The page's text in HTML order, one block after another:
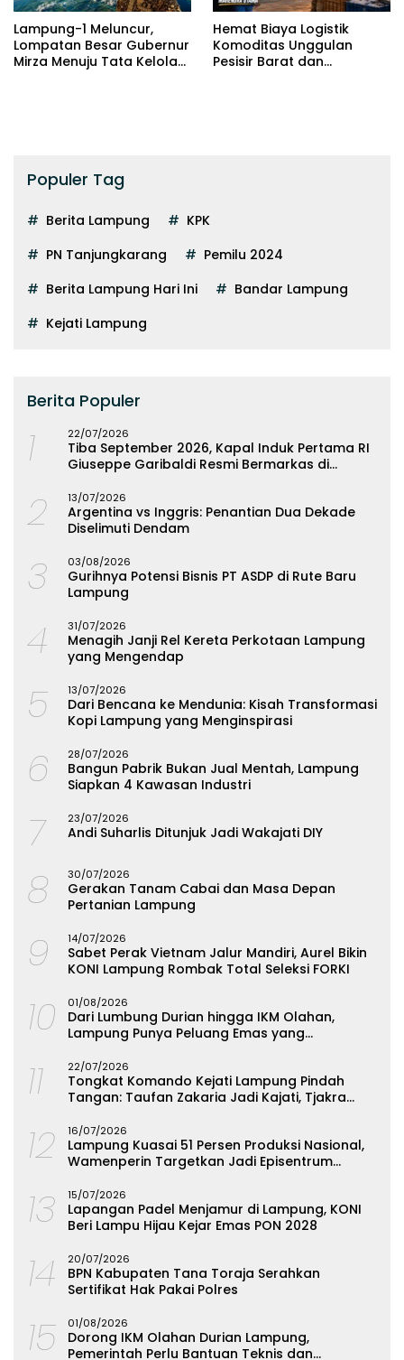
Lampung-1 Meluncur,
Lompatan Besar Gubernur
Mirza Menuju Tata Kelola
Hemat Biaya Logistik
Komoditas Unggulan
Pesisir Barat dan
Populer Tag
Berita Lampung
KPK
PN Tanjungkarang
Pemilu 2024
Berita Lampung Hari Ini
Bandar Lampung
Kejati Lampung
Berita Populer
1 22/07/2026
Tiba September 2026, Kapal Induk Pertama RI
Giuseppe Garibaldi Resmi Bermarkas di
2 13/07/2026
Argentina vs Inggris: Penantian Dua Dekade
Diselimuti Dendam
3 03/08/2026
Gurihnya Potensi Bisnis PT ASDP di Rute Baru
Lampung
4 31/07/2026
Menagih Janji Rel Kereta Perkotaan Lampung
yang Mengendap
5 13/07/2026
Dari Bencana ke Mendunia: Kisah Transformasi
Kopi Lampung yang Menginspirasi
6 28/07/2026
Bangun Pabrik Bukan Jual Mentah, Lampung
Siapkan 4 Kawasan Industri
7 23/07/2026
Andi Suharlis Ditunjuk Jadi Wakajati DIY
8 30/07/2026
Gerakan Tanam Cabai dan Masa Depan
Pertanian Lampung
9 14/07/2026
Sabet Perak Vietnam Jalur Mandiri, Aurel Bikin
KONI Lampung Rombak Total Seleksi FORKI
10 01/08/2026
Dari Lumbung Durian hingga IKM Olahan,
Lampung Punya Peluang Emas yang
11 22/07/2026
Tongkat Komando Kejati Lampung Pindah
Tangan: Taufan Zakaria Jadi Kajati, Tjakra
12 16/07/2026
Lampung Kuasai 51 Persen Produksi Nasional,
Wamenperin Targetkan Jadi Episentrum
13 15/07/2026
Lapangan Padel Menjamur di Lampung, KONI
Beri Lampu Hijau Kejar Emas PON 2028
14 20/07/2026
BPN Kabupaten Tana Toraja Serahkan
Sertifikat Hak Pakai Polres
15 01/08/2026
Dorong IKM Olahan Durian Lampung,
Pemerintah Perlu Bantuan Teknis dan